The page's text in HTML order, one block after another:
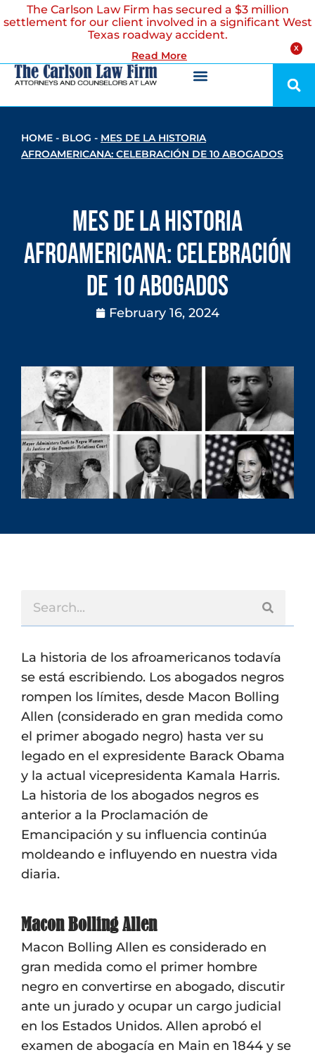
X
The Carlson Law Firm has secured a $3 million
settlement for our client involved in a significant West
Texas roadway accident.
Read More
HOME - BLOG - MES DE LA HISTORIA
AFROAMERICANA: CELEBRACIÓN DE 10 ABOGADOS
Mes de la Historia
Afroamericana: Celebración
de 10 abogados
February 16, 2024
La historia de los afroamericanos todavía
se está escribiendo. Los abogados negros
rompen los límites, desde Macon Bolling
Allen (considerado en gran medida como
el primer abogado negro) hasta ver su
legado en el expresidente Barack Obama
y la actual vicepresidenta Kamala Harris.
La historia de los abogados negros es
anterior a la Proclamación de
Emancipación y su influencia continúa
moldeando e influyendo en nuestra vida
diaria.
Macon Bolling Allen
Macon Bolling Allen es considerado en
gran medida como el primer hombre
negro en convertirse en abogado, discutir
ante un jurado y ocupar un cargo judicial
en los Estados Unidos. Allen aprobó el
examen de abogacía en Main en 1844 y se